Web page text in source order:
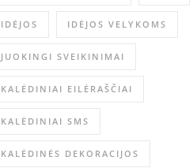
IDĖJOS IDĖJOS VELYKOMS
JUOKINGI SVEIKINIMAI
KALĖDINIAI EILĖRAŠČIAI
KALĖDINIAI SMS
KALĖDINĖS DEKORACIJOS